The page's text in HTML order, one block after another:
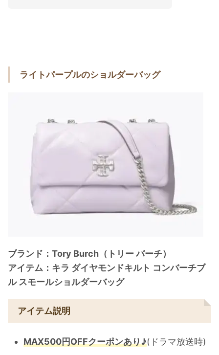
ライトパープルのショルダーバッグ
ブランド：Tory Burch（トリー バーチ）
アイテム：キラ ダイヤモンドキルト コンバーチブ
ル スモールショルダーバッグ
アイテム説明
MAX500円OFFクーポンあり♪(ドラマ放送時)